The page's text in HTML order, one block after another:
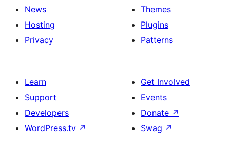
News
Hosting
Privacy
Themes
Plugins
Patterns
Learn
Support
Developers
WordPress.tv ↗
Get Involved
Events
Donate ↗
Swag ↗